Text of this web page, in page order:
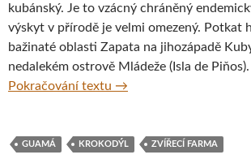
kubánský. Je to vzácný chráněný
výskyt v přírodě je velmi omezený. Potkat
bažinaté oblasti Zapata na jihozápadě
nedalekém ostrově Mládeže (Isla de Piňos).
Pokračování textu Za krokodýlem
→
GUAMÁ KROKODÝL ZVÍŘECÍ FARMA